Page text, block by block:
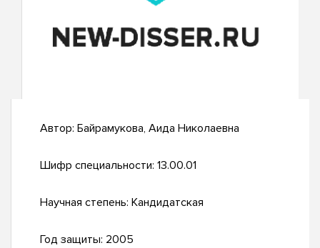
Автор: Байрамукова, Аида Николаевна
Шифр специальности: 13.00.01
Научная степень: Кандидатская
Год защиты: 2005